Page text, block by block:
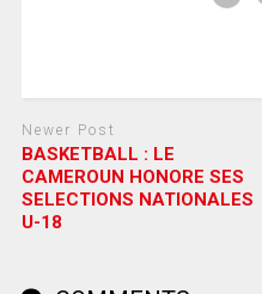
Newer Post
BASKETBALL : LE
CAMEROUN HONORE SES
SELECTIONS NATIONALES
U-18